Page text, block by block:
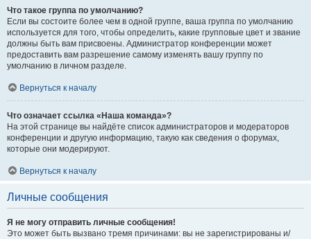
Что такое группа по умолчанию?
Если вы состоите более чем в одной группе, ваша группа по умолчанию
используется для того, чтобы определить, какие групповые цвет и звание
должны быть вам присвоены. Администратор конференции может
предоставить вам разрешение самому изменять вашу группу по
умолчанию в личном разделе.
Вернуться к началу
Что означает ссылка «Наша команда»?
На этой странице вы найдёте список администраторов и модераторов
конференции и другую информацию, такую как сведения о форумах,
которые они модерируют.
Вернуться к началу
Личные сообщения
Я не могу отправить личные сообщения!
Это может быть вызвано тремя причинами: вы не зарегистрированы и/